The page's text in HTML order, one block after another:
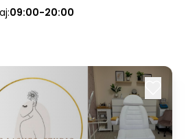
09:00-20:00